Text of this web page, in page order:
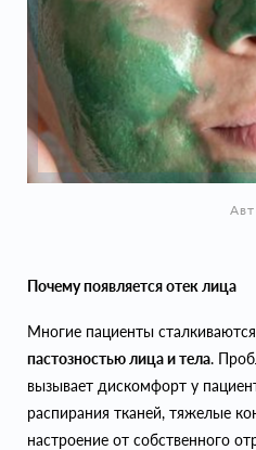
Почему появляется отек лица
Многие пациенты
пастозностью лица и тела.
вызывает дискомфорт у
распирания тканей, тяжелые
настроение от собственного